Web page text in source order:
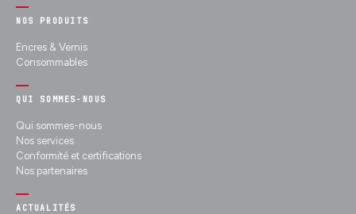
NOS PRODUITS
Encres & Vernis
Consommables
QUI SOMMES-NOUS
Qui sommes-nous
Nos services
Conformité et certifications
Nos partenaires
ACTUALITÉS